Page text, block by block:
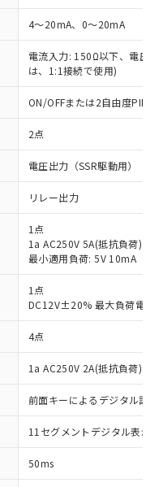
4～20mA、0～20mA
電流入力: 150Ω以下、電圧
は、1:1接続で使用)
ON/OFFまたは2自由度PID
2点
電圧出力（SSR駆動用）
リレー出力
1点
1a AC250V 5A(抵抗負荷)
最小適用負荷: 5V 10mA
1点
DC12V±20% 最大負荷電流
4点
1a AC250V 2A(抵抗負荷)
前面キーによるデジタル設定
11セグメントデジタル表示
50ms